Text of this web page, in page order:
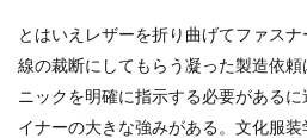
とはいえレザーを折り曲げてファス
線の裁断にしてもらう凝った製造依
ニックを明確に指示する必要がある
イナーの大きな強みがある。文化服